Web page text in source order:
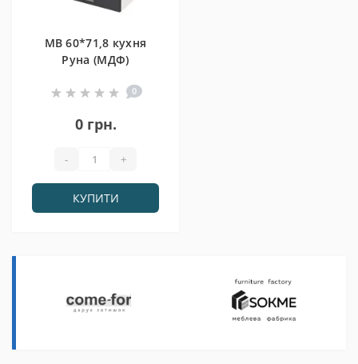
МВ 60*71,8 кухня
Руна (МДФ)
0
0 грн.
- +
КУПИТИ